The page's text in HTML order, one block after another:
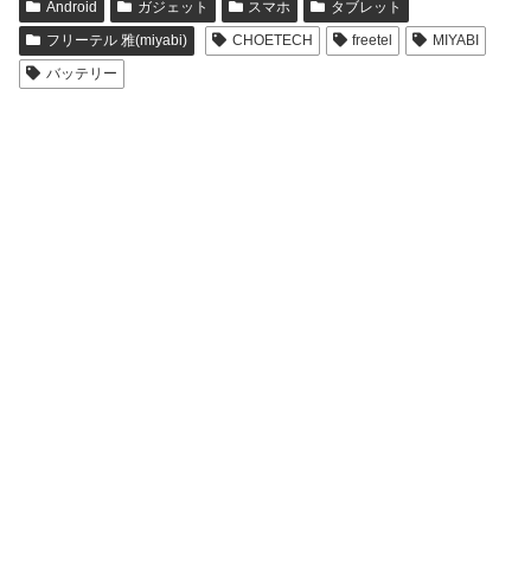
Android ガジェット スマホ
タブレット
フリーテル 雅(miyabi)
CHOETECH freetel
MIYABI
バッテリー